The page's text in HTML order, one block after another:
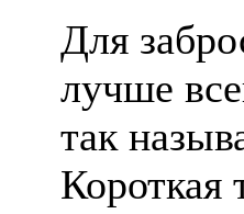
Для
лучше
так
Короткая